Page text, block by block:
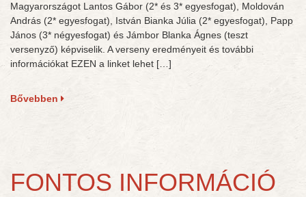
Magyarországot Lantos Gábor (2* és 3* egyesfogat), Moldován
András (2* egyesfogat), István Bianka Júlia (2* egyesfogat), Papp
János (3* négyesfogat) és Jámbor Blanka Ágnes (teszt
versenyző) képviselik. A verseny eredményeit és további
információkat EZEN a linket lehet […]
Bővebben
FONTOS INFORMÁCIÓ